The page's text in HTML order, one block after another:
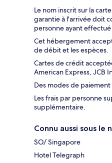
Le nom inscrit sur la
garantie à l'arrivée doit
personne ayant
Cet hébergement
de débit et les espèces.
Cartes de crédit
American Express, JCB
Des modes de
Les frais par personne
supplémentaire.
Connu aussi sous le
SO/ Singapore
Hotel Telegraph